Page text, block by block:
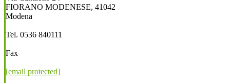
FIORANO MODENESE, 41042
Modena
Tel. 0536 840111
Fax
[email protected]